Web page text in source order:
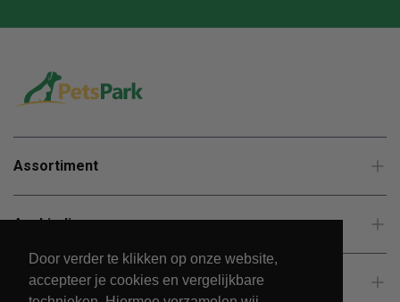
Door verder te klikken op onze website,
accepteer je cookies en vergelijkbare
Assortiment
Aanbiedingen
Klantenservice